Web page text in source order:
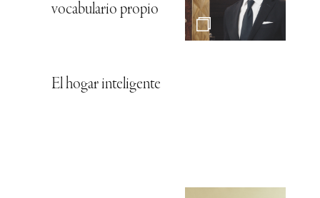
vocabulario propio
El hogar inteligente